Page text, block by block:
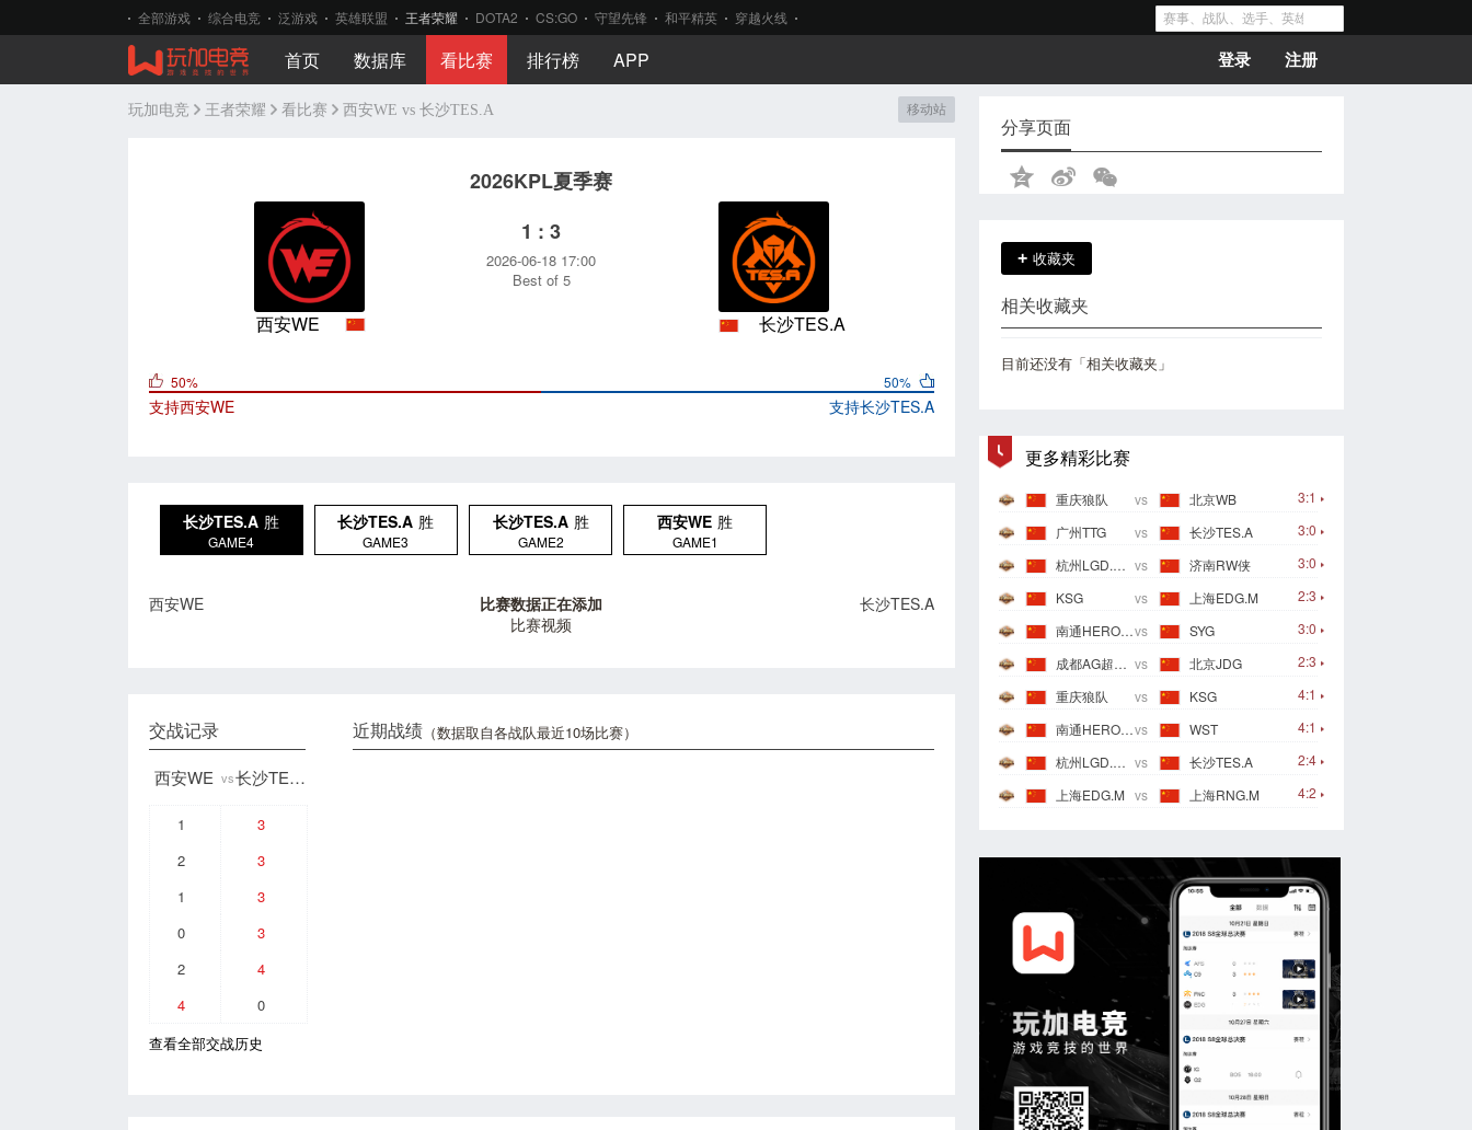
全部游戏 综合电竞 泛游戏 英雄联盟 王者荣耀 DOTA2 CS:GO 守望先锋 和平精英 穿越火线
首页 数据库 看比赛 排行榜 APP 登录 注册
玩加电竞 王者荣耀 看比赛 西安WE vs 长沙TES.A 移动站
2026KPL夏季赛
西安WE
1 : 3
2026-06-18 17:00
Best of 5
长沙TES.A
50%
支持长沙TES.A
50%
支持西安WE
长沙TES.A 胜
GAME4
长沙TES.A 胜
GAME3
长沙TES.A 胜
GAME2
西安WE 胜
GAME1
西安WE
比赛数据正在添加
比赛视频
长沙TES.A
近期战绩 （数据取自各战队最近10场比赛）
交战记录
西安WE vs 长沙TES.A
1
3
2
3
1
3
0
3
2
4
4
0
查看全部交战历史
分享页面
+ 收藏夹
相关收藏夹
目前还没有「相关收藏夹」
更多精彩比赛
3:1
重庆狼队 vs
北京WB
3:0
广州TTG vs
长沙TES.A
3:0
杭州LGD.NBW vs
济南RW侠
2:3
KSG vs
上海EDG.M
3:0
南通HERO久竞vs
SYG
2:3
成都AG超玩会 vs
北京JDG
4:1
重庆狼队 vs
KSG
4:1
南通HERO久竞vs
WST
2:4
杭州LGD.NBW vs
长沙TES.A
4:2
上海EDG.M vs 上海RNG.M